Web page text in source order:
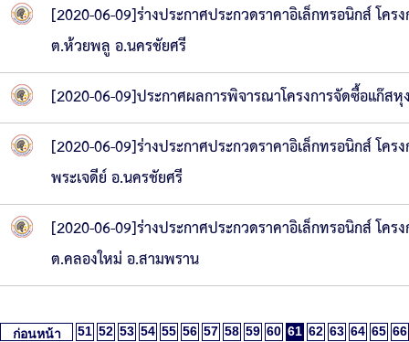
[2020-06-09]ร่างประกาศประกวดราคาอิเล็กทรอนิกส์ โค
ต.ห้วยพลู อ.นครชัยศรี
[2020-06-09]ประกาศผลการพิจารณาโครงการจัดซื้อแก๊ส
[2020-06-09]ร่างประกาศประกวดราคาอิเล็กทรอนิกส์ โค
พระเจดีย์ อ.นครชัยศรี
[2020-06-09]ร่างประกาศประกวดราคาอิเล็กทรอนิกส์ โค
ต.คลองใหม่ อ.สามพราน
ก่อนหน้า 51 52 53 54 55 56 57 58 59 60 61 62 63 64 65 66